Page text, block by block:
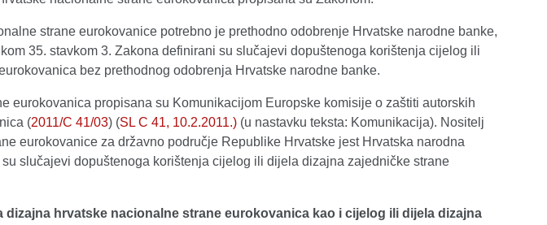
strane eurokovanice potrebno je prethodno odobrenje Hrvatske narodne banke,
35. stavkom 3. Zakona definirani su slučajevi dopuštenoga korištenja cijelog ili
bez prethodnog odobrenja Hrvatske narodne banke.
eurokovanica propisana su Komunikacijom Europske komisije o zaštiti autorskih
(2011/C 41/03) (SL C 41, 10.2.2011.) (u nastavku teksta: Komunikacija). Nositelj
eurokovanice za državno područje Republike Hrvatske jest Hrvatska narodna
slučajevi dopuštenoga korištenja cijelog ili dijela dizajna zajedničke strane
hrvatske nacionalne strane eurokovanica kao i cijelog ili dijela dizajna